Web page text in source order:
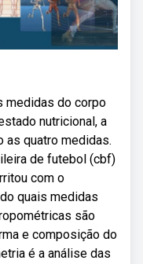
medidas do corpo
nutricional, a
as quatro medidas.
de futebol (cbf)
com o
quais medidas
são
e composição do
é a análise das